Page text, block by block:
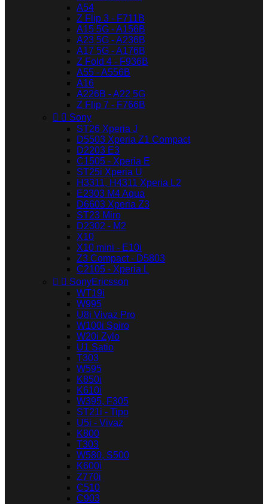
A54
Z Flip 3 - F711B
A15 5G - A156B
A23 5G - A236B
A17 5G - A176B
Z Fold 4 - F936B
A55 - A556B
A16
A226B - A22 5G
Z Flip 7 - F766B
  Sony
ST26 Xperia J
D5503 Xperia Z1 Compact
D2203 E3
C1505 - Xperia E
ST25i Xperia U
H3311, H4311 Xperia L2
E2303 M4 Aqua
D6603 Xperia Z3
ST23 Miro
D2302 - M2
X10
X10 mini - E10i
Z3 Compact - D5803
C2105 - Xperia L
  SonyEricsson
WT19i
W995
U8i Vivaz Pro
W100i Spiro
W20i Zylo
U1 Satio
T303
W595
K850i
K610i
W395, F305
ST21i - Tipo
U5i - Vivaz
K800
T303
W580, S500
K600i
Z770i
C510
C903